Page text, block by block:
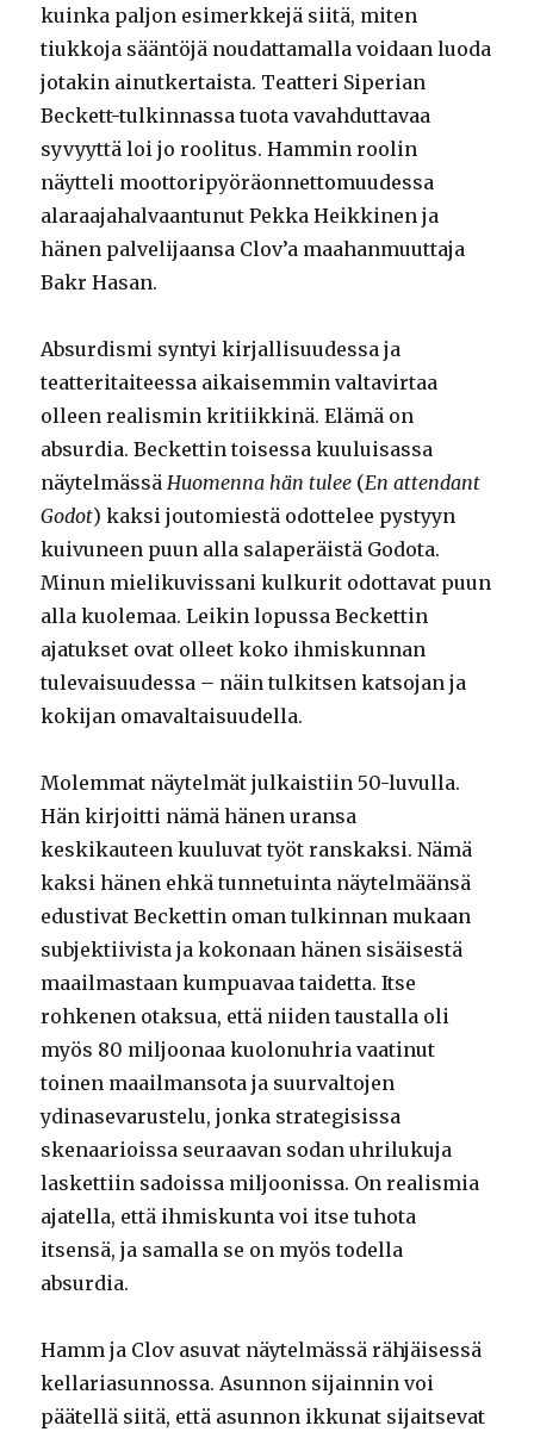
kuinka paljon esimerkkejä siitä, miten
tiukkoja sääntöjä noudattamalla voidaan luoda
jotakin ainutkertaista. Teatteri Siperian
Beckett-tulkinnassa tuota vavahduttavaa
syvyyttä loi jo roolitus. Hammin roolin
näytteli moottoripyöräonnettomuudessa
alaraajahalvaantunut Pekka Heikkinen ja
hänen palvelijaansa Clov’a maahanmuuttaja
Bakr Hasan.
Absurdismi syntyi kirjallisuudessa ja
teatteritaiteessa aikaisemmin valtavirtaa
olleen realismin kritiikkinä. Elämä on
absurdia. Beckettin toisessa kuuluisassa
näytelmässä Huomenna hän tulee (En attendant
Godot) kaksi joutomiestä odottelee pystyyn
kuivuneen puun alla salaperäistä Godota.
Minun mielikuvissani kulkurit odottavat puun
alla kuolemaa. Leikin lopussa Beckettin
ajatukset ovat olleet koko ihmiskunnan
tulevaisuudessa – näin tulkitsen katsojan ja
kokijan omavaltaisuudella.
Molemmat näytelmät julkaistiin 50-luvulla.
Hän kirjoitti nämä hänen uransa
keskikauteen kuuluvat työt ranskaksi. Nämä
kaksi hänen ehkä tunnetuinta näytelmäänsä
edustivat Beckettin oman tulkinnan mukaan
subjektiivista ja kokonaan hänen sisäisestä
maailmastaan kumpuavaa taidetta. Itse
rohkenen otaksua, että niiden taustalla oli
myös 80 miljoonaa kuolonuhria vaatinut
toinen maailmansota ja suurvaltojen
ydinasevarustelu, jonka strategisissa
skenaarioissa seuraavan sodan uhrilukuja
laskettiin sadoissa miljoonissa. On realismia
ajatella, että ihmiskunta voi itse tuhota
itsensä, ja samalla se on myös todella
absurdia.
Hamm ja Clov asuvat näytelmässä rähjäisessä
kellariasunnossa. Asunnon sijainnin voi
päätellä siitä, että asunnon ikkunat sijaitsevat